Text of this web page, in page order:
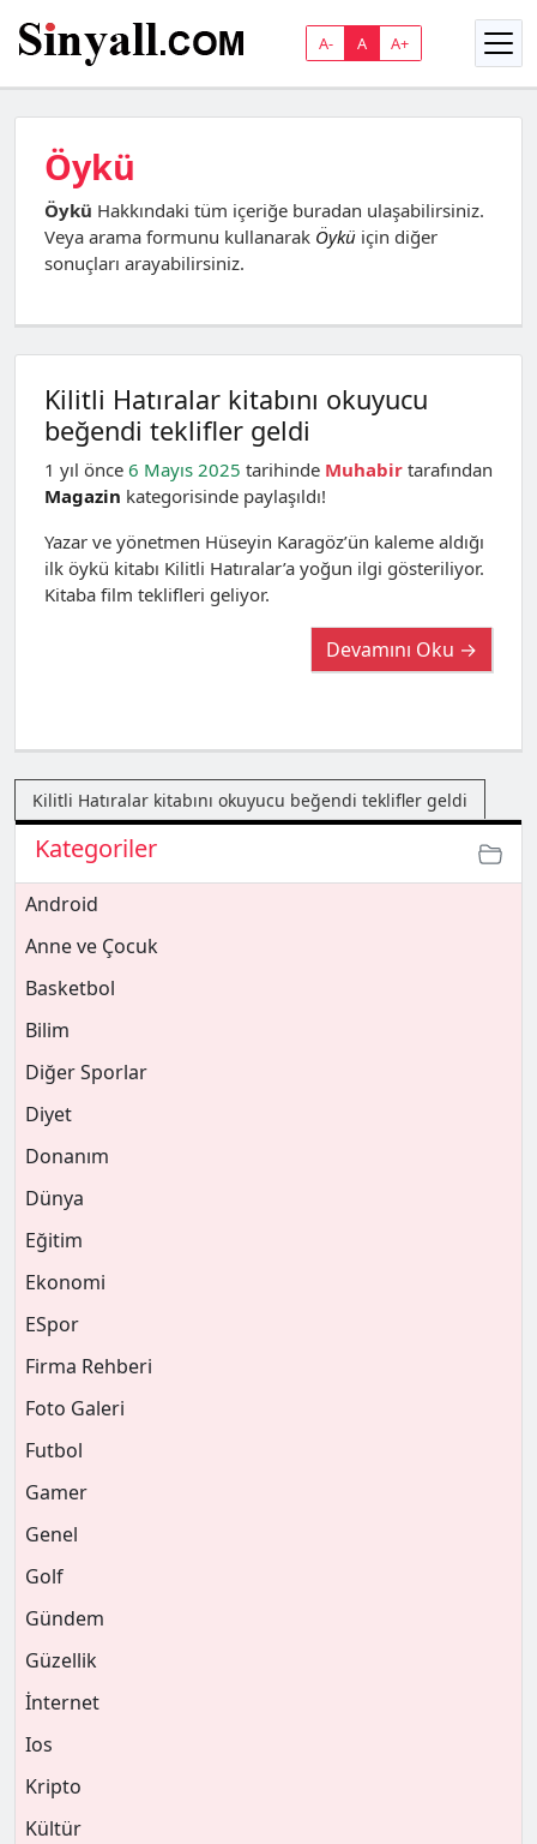
A- A A+
Öykü
Öykü Hakkındaki tüm içeriğe buradan ulaşabilirsiniz.
Veya arama formunu kullanarak Öykü için diğer
sonuçları arayabilirsiniz.
Kilitli Hatıralar kitabını okuyucu
beğendi teklifler geldi
1 yıl önce 6 Mayıs 2025 tarihinde Muhabir tarafından
Magazin kategorisinde paylaşıldı!
Yazar ve yönetmen Hüseyin Karagöz’ün kaleme aldığı
ilk öykü kitabı Kilitli Hatıralar’a yoğun ilgi gösteriliyor.
Kitaba film teklifleri geliyor.
Devamını Oku →
Kilitli Hatıralar kitabını okuyucu beğendi teklifler geldi
Kategoriler
Android
Anne ve Çocuk
Basketbol
Bilim
Diğer Sporlar
Diyet
Donanım
Dünya
Eğitim
Ekonomi
ESpor
Firma Rehberi
Foto Galeri
Futbol
Gamer
Genel
Golf
Gündem
Güzellik
İnternet
Ios
Kripto
Kültür